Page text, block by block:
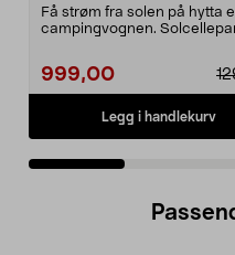
Få strøm fra solen på hytta
campingvognen.
999,00
Legg i handlekurv